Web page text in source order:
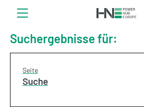
Suchergebnisse für:
Seite
Suche